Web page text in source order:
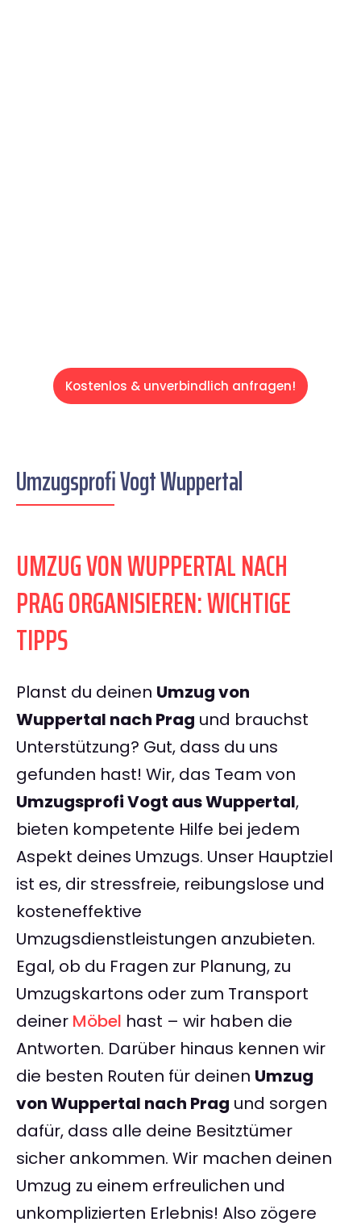
Kostenlos & unverbindlich anfragen!
Umzugsprofi Vogt Wuppertal
UMZUG VON WUPPERTAL NACH
PRAG ORGANISIEREN: WICHTIGE
TIPPS
Planst du deinen Umzug von
Wuppertal nach Prag und brauchst
Unterstützung? Gut, dass du uns
gefunden hast! Wir, das Team von
Umzugsprofi Vogt aus Wuppertal,
bieten kompetente Hilfe bei jedem
Aspekt deines Umzugs. Unser Hauptziel
ist es, dir stressfreie, reibungslose und
kosteneffektive
Umzugsdienstleistungen anzubieten.
Egal, ob du Fragen zur Planung, zu
Umzugskartons oder zum Transport
deiner Möbel hast – wir haben die
Antworten. Darüber hinaus kennen wir
die besten Routen für deinen Umzug
von Wuppertal nach Prag und sorgen
dafür, dass alle deine Besitztümer
sicher ankommen. Wir machen deinen
Umzug zu einem erfreulichen und
unkomplizierten Erlebnis! Also zögere